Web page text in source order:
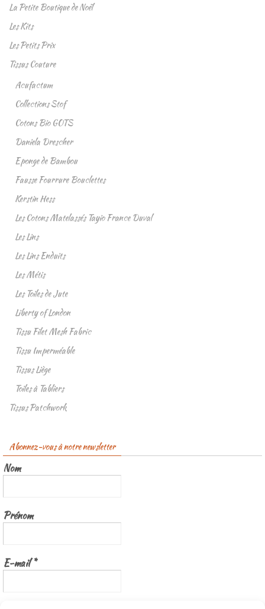
La Petite Boutique de Noël
Les Kits
Les Petits Prix
Tissus Couture
Acufactum
Collections Stof
Cotons Bio GOTS
Daniela Drescher
Eponge de Bambou
Fausse Fourrure Bouclettes
Kerstin Hess
Les Cotons Matelassés Tayio France Duval
Les Lins
Les Lins Enduits
Les Métis
Les Toiles de Jute
Liberty of London
Tissu Filet Mesh Fabric
Tissu Imperméable
Tissus Liège
Toiles à Tabliers
Tissus Patchwork
Abonnez-vous à notre newsletter
Nom
Prénom
E-mail*